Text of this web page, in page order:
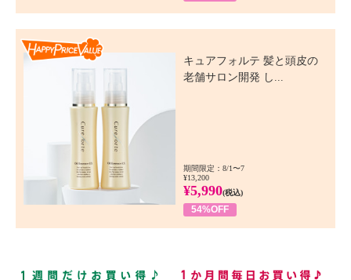
キュアフォルテ 髪と頭皮の
老舗サロン開発 し...
期間限定：8/1〜7
¥13,200
¥5,990(税込)
54%OFF